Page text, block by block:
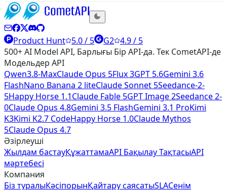
Product Hunt 5.0 / 5 G2 4.9 / 5
500+ AI Model API, Барлығы Бір API-да. Тек CometAPI-де
Модельдер API
Qwen3.8-MaxClaude Opus 5Flux 3GPT 5.6Gemini 3.6
FlashNano Banana 2 liteClaude Sonnet 5Seedance-2-
5Happy Horse 1.1Claude Fable 5GPT Image 2Seedance 2-
0Claude Opus 4.8Gemini 3.5 FlashGemini 3.1 ProKimi
K3Kimi K2.7 CodeHappy Horse 1.0Claude Mythos
5Claude Opus 4.7
Әзірлеуші
Жылдам бастауҚұжаттамаAPI Бақылау ТақтасыAPI
мәртебесі
Компания
Біз туралыКәсіпорынҚайтару саясатыSLAСенім